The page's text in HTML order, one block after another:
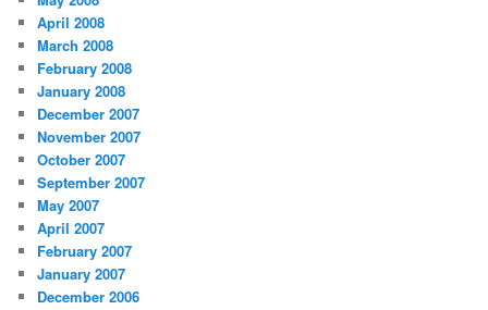
April 2008
March 2008
February 2008
January 2008
December 2007
November 2007
October 2007
September 2007
May 2007
April 2007
February 2007
January 2007
December 2006